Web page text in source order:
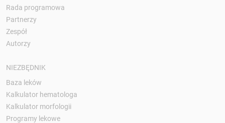
Rada programowa
Partnerzy
Zespół
Autorzy
NIEZBĘDNIK
Baza leków
Kalkulator hematologa
Kalkulator morfologii
Programy lekowe